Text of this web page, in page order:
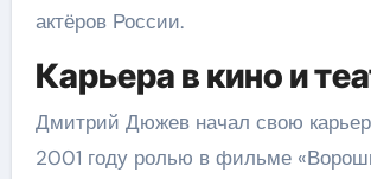
актёров России.
Карьера в кино и
Дмитрий Дюжев начал свою
2001 году ролью в фильме